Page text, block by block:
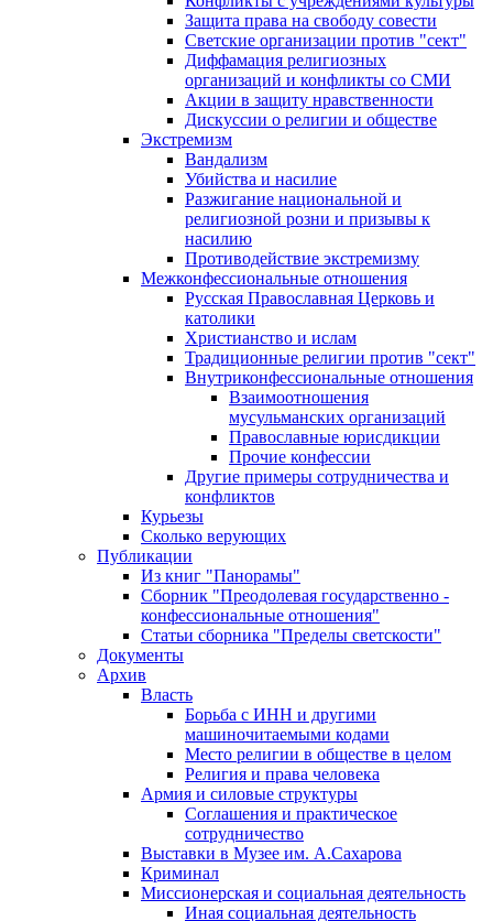
Защита права на свободу совести
Светские организации против "сект"
Диффамация религиозных
организаций и конфликты со СМИ
Акции в защиту нравственности
Дискуссии о религии и обществе
Экстремизм
Вандализм
Убийства и насилие
Разжигание национальной и
религиозной розни и призывы к
насилию
Противодействие экстремизму
Межконфессиональные отношения
Русская Православная Церковь и
католики
Христианство и ислам
Традиционные религии против "сект"
Внутриконфессиональные отношения
Взаимоотношения
мусульманских организаций
Православные юрисдикции
Прочие конфессии
Другие примеры сотрудничества и
конфликтов
Курьезы
Сколько верующих
Публикации
Из книг "Панорамы"
Сборник "Преодолевая государственно -
конфессиональные отношения"
Статьи сборника "Пределы светскости"
Документы
Архив
Власть
Борьба с ИНН и другими
машиночитаемыми кодами
Место религии в обществе в целом
Религия и права человека
Армия и силовые структуры
Соглашения и практическое
сотрудничество
Выставки в Музее им. А.Сахарова
Криминал
Миссионерская и социальная деятельность
Иная социальная деятельность